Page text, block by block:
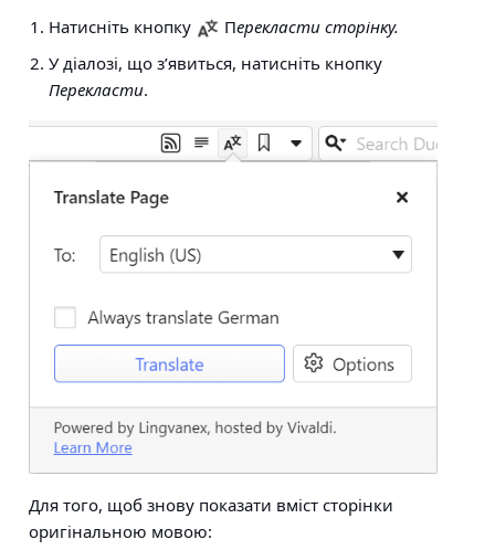
Натисніть кнопку
Перекласти сторінку.
У діалозі, що з’явиться, натисніть кнопку
Перекласти.
Для того, щоб знову показати вміст сторінки
оригінальною мовою: